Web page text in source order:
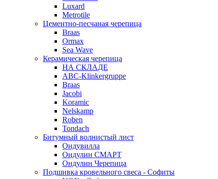
Luxard
Metrotile
Цементно-песчаная черепица
Braas
Ormax
Sea Wave
Керамическая черепица
НА СКЛАДЕ
ABC-Klinkergruppe
Braas
Jacobi
Koramic
Nelskamp
Roben
Tondach
Битумный волнистый лист
Ондувилла
Ондулин СМАРТ
Ондулин Черепица
Подшивка кровельного свеса - Софиты